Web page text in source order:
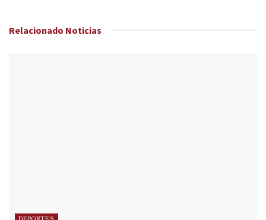
Relacionado Noticias
DEPORTES